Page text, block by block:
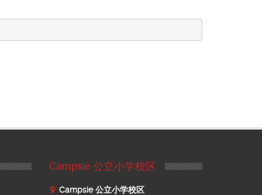
Campsie 公立小学校区
Campsie 公立小学校区